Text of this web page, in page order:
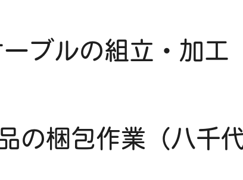
ブルの組立・加工
梱包作業（八千